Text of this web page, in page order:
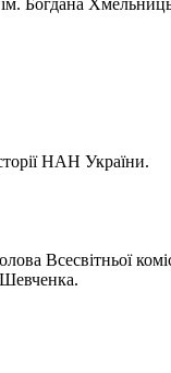
НАН України.
Всесвітньої